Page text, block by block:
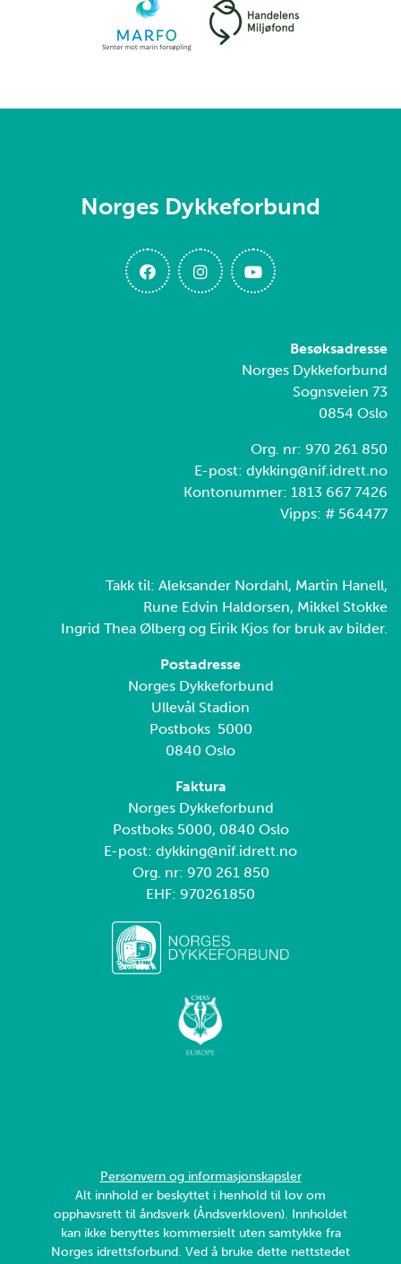
Norges Dykkeforbund
Besøksadresse
Norges Dykkeforbund
Sognsveien 73
0854 Oslo
Org. nr: 970 261 850
E-post: dykking@nif.idrett.no
Kontonummer: 1813 667 7426
Vipps: # 564477
Takk til: Aleksander Nordahl, Martin Hanell,
Rune Edvin Haldorsen, Mikkel Stokke
Ingrid Thea Ølberg og Eirik Kjos for bruk av bilder.
Postadresse
Norges Dykkeforbund
Ullevål Stadion
Postboks 5000
0840 Oslo
Faktura
Norges Dykkeforbund
Postboks 5000, 0840 Oslo
E-post: dykking@nif.idrett.no
Org. nr: 970 261 850
EHF: 970261850
Personvern og informasjonskapsler
Alt innhold er beskyttet i henhold til lov om
opphavsrett til åndsverk (Åndsverkloven). Innholdet
kan ikke benyttes kommersielt uten samtykke fra
Norges idrettsforbund. Ved å bruke dette nettstedet